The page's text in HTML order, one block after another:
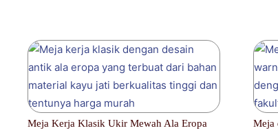
Meja Kerja Klasik Ukir Mewah Ala Eropa Meja